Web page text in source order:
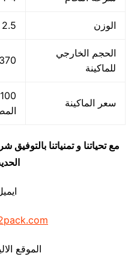
الوزن 2.5 كجم
الحجم الخارجي
للماكينة
370 × 140 × 73 مم
سعر الماكينة
مع تحياتنا و تمنياتنا
الموقع